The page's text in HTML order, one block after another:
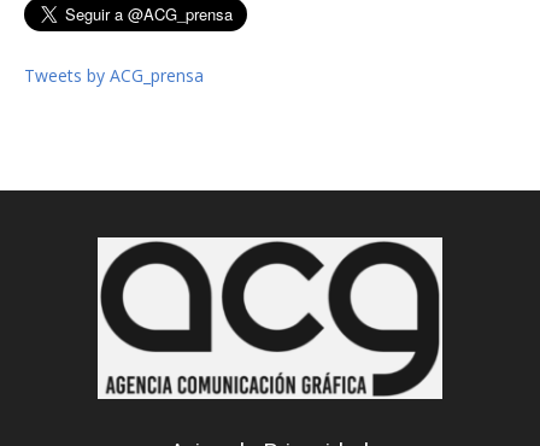
Tweets by ACG_prensa